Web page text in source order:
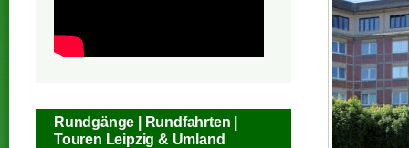
Rundgänge | Rundfahrten |
Touren Leipzig & Umland